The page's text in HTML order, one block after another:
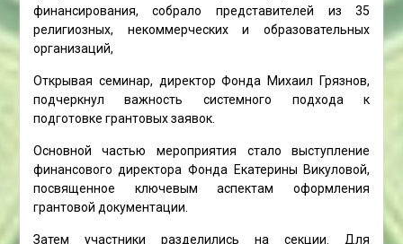
финансирования, собрало представителей из 35
религиозных, некоммерческих и образовательных
организаций,
Открывая семинар, директор Фонда Михаил Грязнов,
подчеркнул важность системного подхода к
подготовке грантовых заявок.
Основной частью мероприятия стало выступление
финансового директора Фонда Екатерины Викуловой,
посвященное ключевым аспектам оформления
грантовой документации.
Затем участники разделились на секции. Для